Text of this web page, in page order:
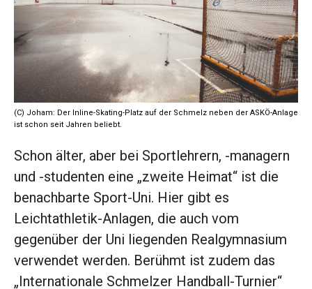
(C) Joham: Der Inline-Skating-Platz auf der Schmelz neben der ASKÖ-Anlage
ist schon seit Jahren beliebt.
Schon älter, aber bei Sportlehrern, -managern
und -studenten eine „zweite Heimat“ ist die
benachbarte Sport-Uni. Hier gibt es
Leichtathletik-Anlagen, die auch vom
gegenüber der Uni liegenden Realgymnasium
verwendet werden. Berühmt ist zudem das
„Internationale Schmelzer Handball-Turnier“